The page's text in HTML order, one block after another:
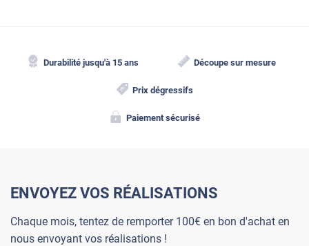
Durabilité jusqu'à 15 ans Découpe sur mesure
Prix dégressifs
Paiement sécurisé
ENVOYEZ VOS RÉALISATIONS
Chaque mois, tentez de remporter 100€ en bon d'achat en
nous envoyant vos réalisations !